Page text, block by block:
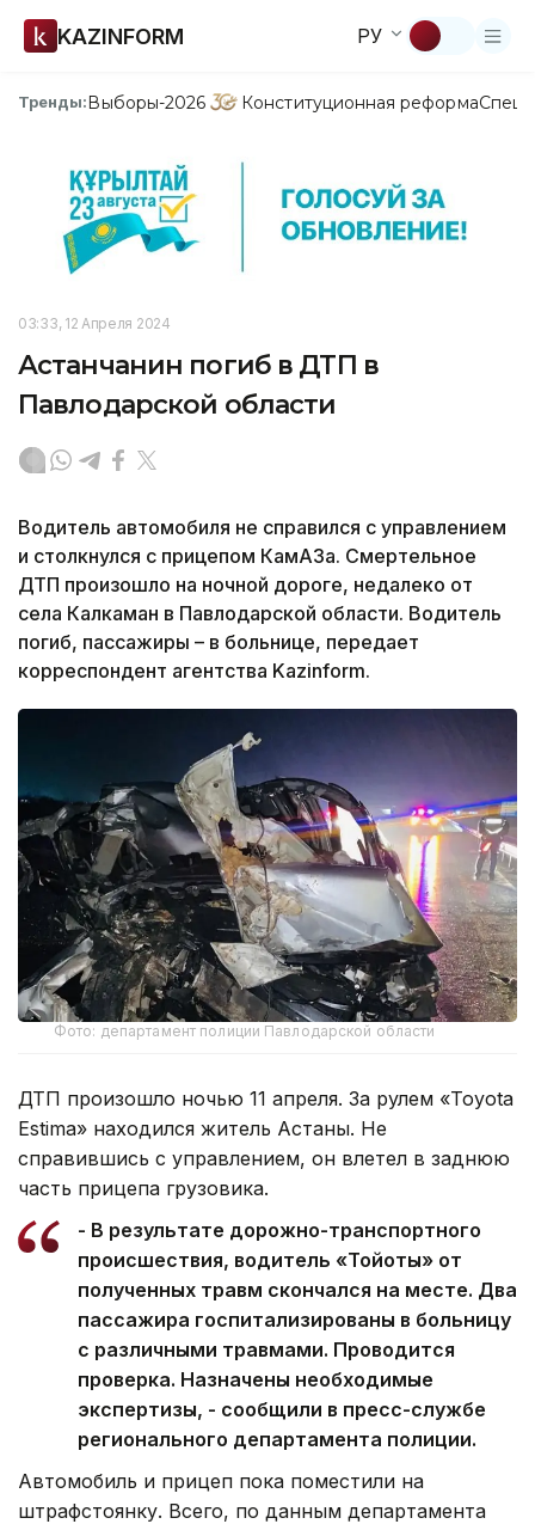
KAZINFORM РУ
Тренды:Выборы-2026 Конституционная реформа
03:33, 12 Апреля 2024
Астанчанин погиб в ДТП в
Павлодарской области
Водитель автомобиля не справился с управлением
и столкнулся с прицепом КамАЗа. Смертельное
ДТП произошло на ночной дороге, недалеко от
села Калкаман в Павлодарской области. Водитель
погиб, пассажиры – в больнице, передает
корреспондент агентства Kazinform.
Фото: департамент полиции Павлодарской области
ДТП произошло ночью 11 апреля. За рулем «Toyota
Estima» находился житель Астаны. Не
справившись с управлением, он влетел в заднюю
часть прицепа грузовика.
- В результате дорожно-транспортного
происшествия, водитель «Тойоты» от
полученных травм скончался на месте. Два
пассажира госпитализированы в больницу
с различными травмами. Проводится
проверка. Назначены необходимые
экспертизы, - сообщили в пресс-службе
регионального департамента полиции.
Автомобиль и прицеп пока поместили на
штрафстоянку. Всего, по данным департамента